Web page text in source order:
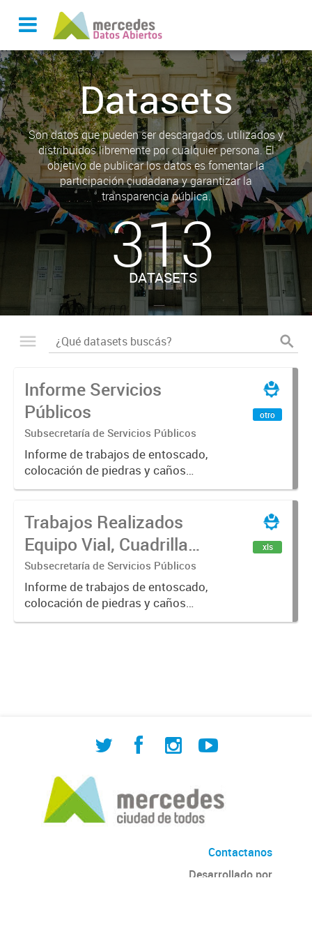
Datasets
Son datos que pueden ser descargados, utilizados y
distribuidos libremente por cualquier persona. El
objetivo de publicar los datos es fomentar la
participación ciudadana y garantizar la
transparencia pública.
313
DATASETS
Informe Servicios
Públicos
Subsecretaría de Servicios Públicos
Informe de trabajos de entoscado,
colocación de piedras y caños
(zanjeo - cruce de calles) Informe
construcción, colocación de tapa
registro, reparación...
otro
Trabajos Realizados
Equipo Vial, Cuadrilla
Bacheo, Servicio
Eléctrico - Noviembre
2021
Subsecretaría de Servicios Públicos
Informe de trabajos de entoscado,
colocación de piedras y caños
(zanjeo - cruce de calles) Informe
xls
Contactanos
Desarrollado por